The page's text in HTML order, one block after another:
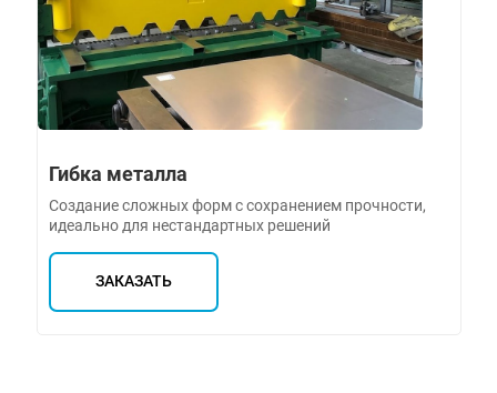
Гибка металла
Создание сложных форм с сохранением прочности,
идеально для нестандартных решений
ЗАКАЗАТЬ